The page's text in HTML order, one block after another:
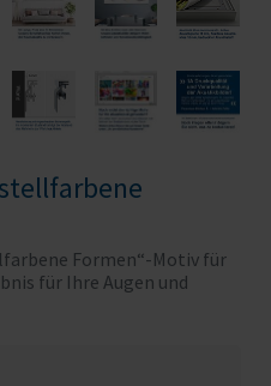
Formen“-Motiv für
für Ihre Augen und